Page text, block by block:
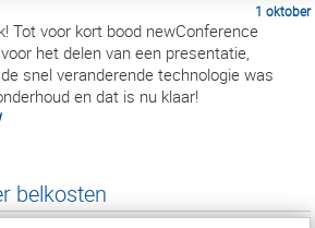
1 oktober
Tot voor kort bood newConference
het delen van een presentatie,
snel veranderende technologie was
en dat is nu klaar!
belkosten